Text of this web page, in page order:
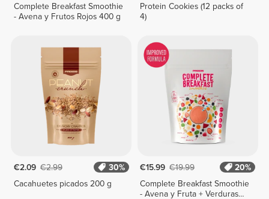
Complete Breakfast Smoothie
- Avena y Frutos Rojos 400 g
Protein Cookies (12 packs of
4)
€2.09 €2.99
30%
Cacahuetes picados 200 g
€15.99 €19.99
20%
Complete Breakfast Smoothie
- Avena y Fruta + Verduras